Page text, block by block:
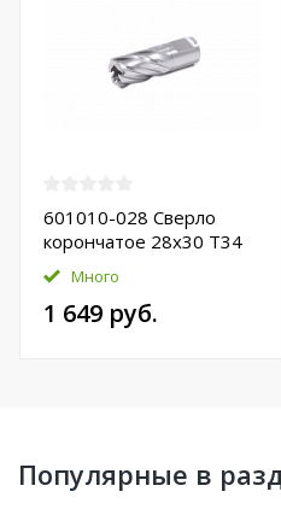
601010-028 Сверло
корончатое 28х30 T34
HSS-Pro
Много
1 649 руб.
Популярные в